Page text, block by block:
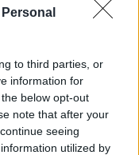
to third parties, or
information for
below opt-out
note that after your
seeing
utilized by
csupán
is teljesít:
hogy az
minősége
a